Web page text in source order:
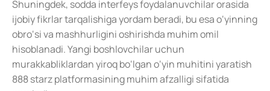
Shuningdek, sodda interfeys foydalanuvchilar orasida
ijobiy fikrlar tarqalishiga yordam beradi, bu esa o‘yinning
obro‘si va mashhurligini oshirishda muhim omil
hisoblanadi. Yangi boshlovchilar uchun
murakkabliklardan yiroq bo‘lgan o‘yin muhitini yaratish
888 starz platformasining muhim afzalligi sifatida